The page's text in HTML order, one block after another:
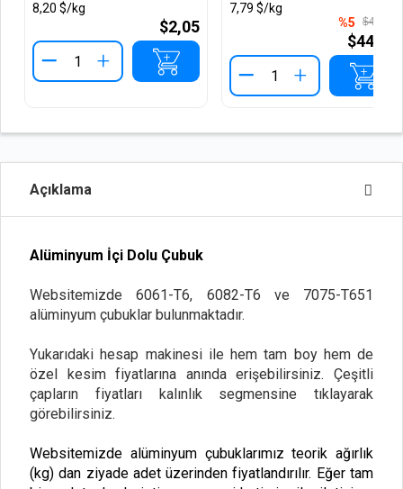
8,20 $/kg
$2,05
+
7,79 $/kg
%5
$46,90
$44,56
+
Açıklama
Alüminyum İçi Dolu Çubuk
Websitemizde 6061-T6, 6082-T6 ve 7075-T651
alüminyum çubuklar bulunmaktadır.
Yukarıdaki hesap makinesi ile hem tam boy hem de
özel kesim fiyatlarına anında erişebilirsiniz. Çeşitli
çapların fiyatları kalınlık segmensine tıklayarak
görebilirsiniz.
Websitemizde alüminyum çubuklarımız teorik ağırlık
(kg) dan ziyade adet üzerinden fiyatlandırılır. Eğer tam